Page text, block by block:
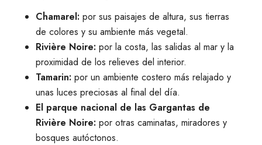
Chamarel: por sus paisajes de altura, sus tierras
de colores y su ambiente más vegetal.
Rivière Noire: por la costa, las salidas al mar y la
proximidad de los relieves del interior.
Tamarin: por un ambiente costero más relajado y
unas luces preciosas al final del día.
El parque nacional de las Gargantas de
Rivière Noire: por otras caminatas, miradores y
bosques autóctonos.